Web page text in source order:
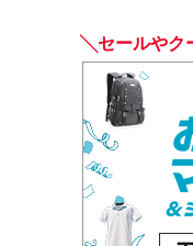
╲セールやク